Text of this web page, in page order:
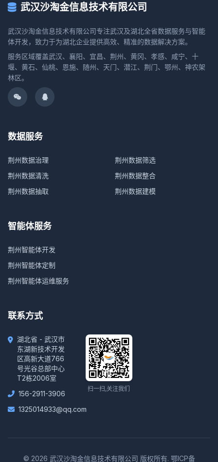
武汉沙淘金信息技术有限公司
武汉沙淘金信息技术有限公司专注武汉及湖北全省数据服务与智能
体开发，致力于为湖北企业提供高效、精准的数据解决方案。
服务区域覆盖武汉、襄阳、宜昌、荆州、黄冈、孝感、咸宁、十
堰、黄石、仙桃、恩施、随州、天门、潜江、荆门、鄂州、神农架
林区。
数据服务
荆州数据治理
荆州数据筛选
荆州数据清洗
荆州数据整合
荆州数据抽取
荆州数据建模
智能体服务
荆州智能体开发
荆州智能体定制
荆州智能体运维服务
联系方式
湖北省 - 武汉市
东湖新技术开发
区高新大道766
号光谷总部中心
T2栋2006室
156-2911-3906
1325014933@qq.com
扫一扫,关注我们
© 2026 武汉沙淘金信息技术有限公司 版权所有. 鄂ICP备